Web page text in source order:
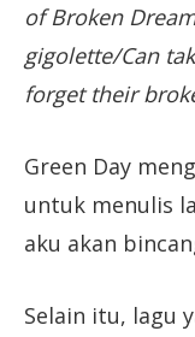
of Broken
gigolette/Can
forget their
Green Day
untuk menulis
aku akan
Selain itu, lagu